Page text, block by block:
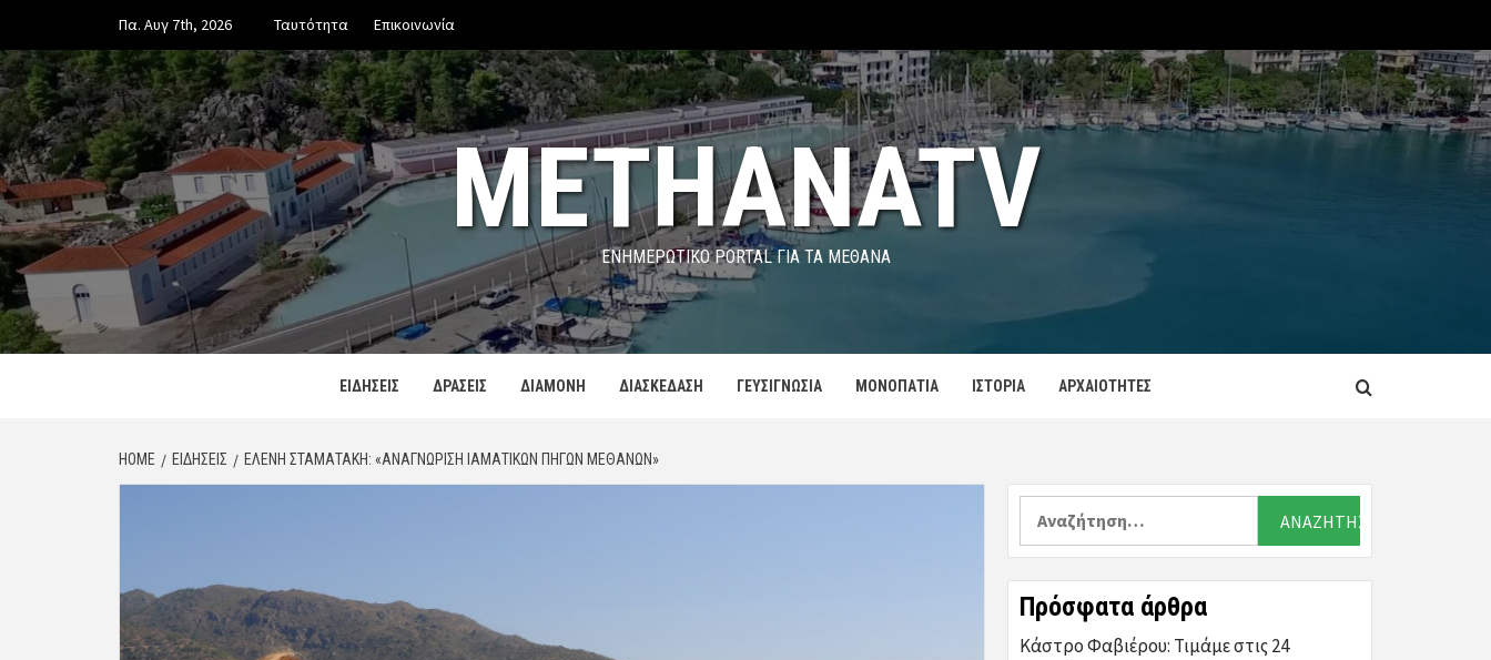
content
Πα. Αυγ 7th, 2026 Ταυτότητα Επικοινωνία
METHANATV
ΕΝΗΜΕΡΩΤΙΚΌ PORTAL ΓΙΑ ΤΑ ΜΕΘΑΝΑ
ΕΙΔΗΣΕΙΣ ΔΡΑΣΕΙΣ ΔΙΑΜΟΝΗ ΔΙΑΣΚΕΔΑΣΗ ΓΕΥΣΙΓΝΩΣΙΑ ΜΟΝΟΠΑΤΙΑ ΙΣΤΟΡΙΑ ΑΡΧΑΙΟΤΗΤΕΣ
HOME ΕΙΔΗΣΕΙΣ ΕΛΈΝΗ ΣΤΑΜΑΤΆΚΗ: «ΑΝΑΓΝΏΡΙΣΗ ΙΑΜΑΤΙΚΏΝ ΠΗΓΏΝ ΜΕΘΆΝΩΝ»
Αναζήτηση
Πρόσφατα άρθρα
Κάστρο Φαβιέρου: Τιμάμε στις 24